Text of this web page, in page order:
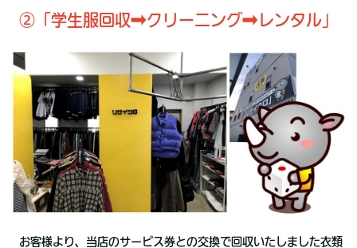
②「学生服回収➡クリーニング➡レンタル」
お客様より、当店のサービス券との交換で回収いたしました衣類